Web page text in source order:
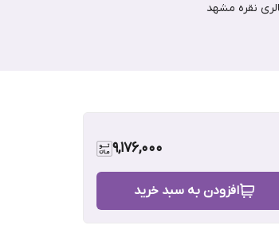
نقره مشهد
9,176,000
افزودن به سبد خرید